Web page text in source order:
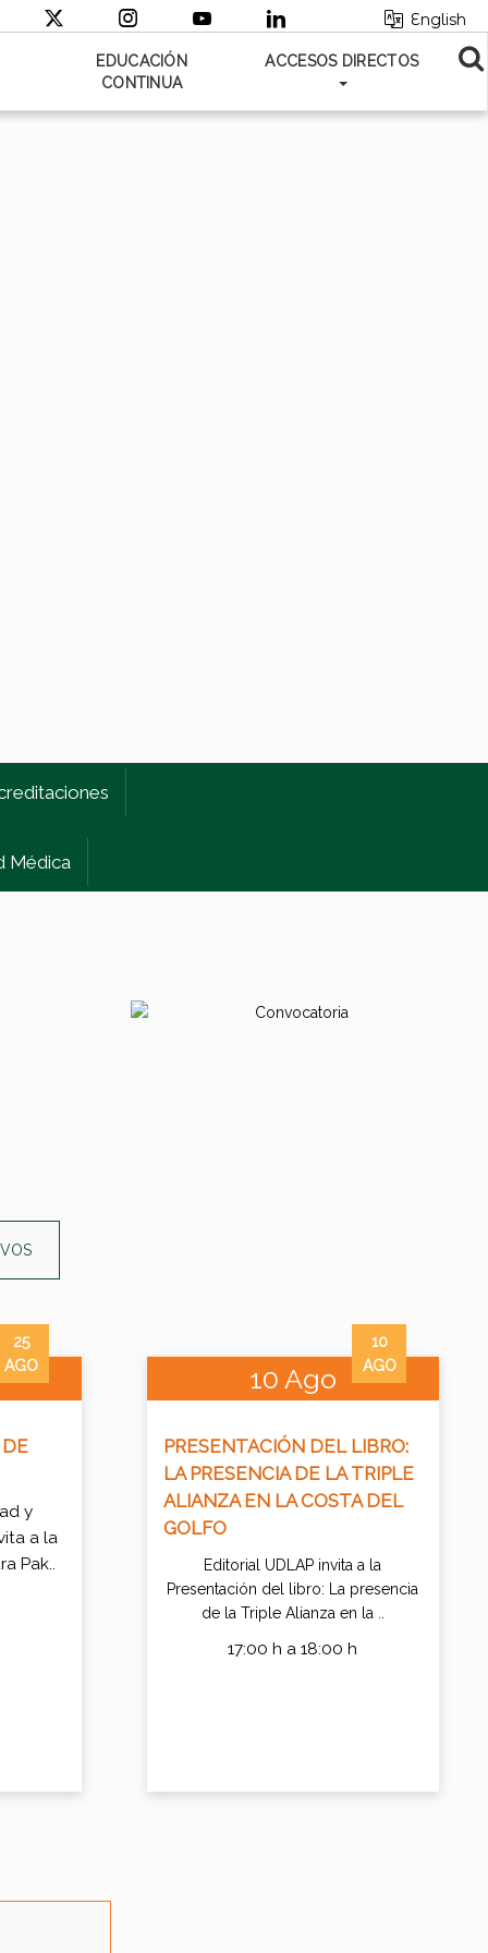
English
EDUCACIÓN
CONTINUA
ACCESOS DIRECTOS
Médica
25
AGO
y
a la
Pak..
10
AGO
10 Ago
PRESENTACIÓN DEL LIBRO:
LA PRESENCIA DE LA TRIPLE
ALIANZA EN LA COSTA DEL
GOLFO
Editorial UDLAP invita a la
Presentación del libro: La presencia
de la Triple Alianza en la ..
17:00 h a 18:00 h